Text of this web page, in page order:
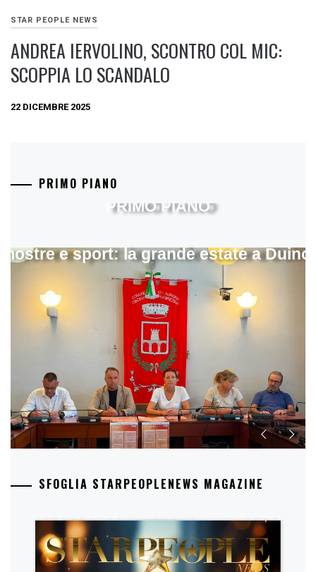
STAR PEOPLE NEWS
ANDREA IERVOLINO, SCONTRO COL MIC:
SCOPPIA LO SCANDALO
22 DICEMBRE 2025
PRIMO PIANO
e sport: la grande estate a
PRIMO PIANO
SFOGLIA STARPEOPLENEWS MAGAZINE